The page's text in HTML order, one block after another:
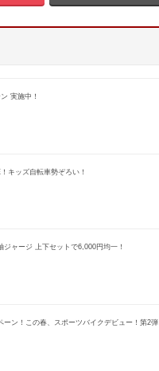
実施中！
キッズ自転車勢ぞろい！
ジャージ 上下セットで6,000円均一！
ーン！この春、スポーツバイクデビュー！第2弾